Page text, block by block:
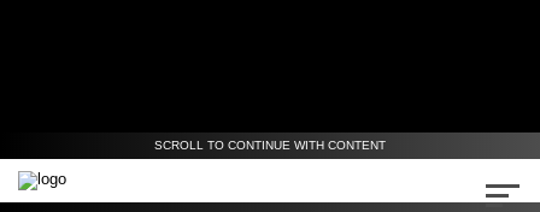
SCROLL TO CONTINUE WITH CONTENT